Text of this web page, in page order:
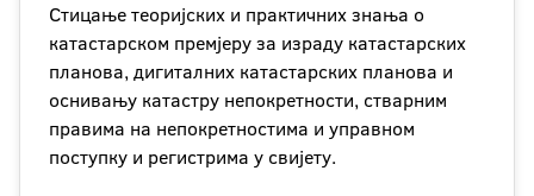
Стицање теоријских и практичних знања о
катастарском премјеру за израду катастарских
планова, дигиталних катастарских планова и
оснивању катастру непокретности, стварним
правима на непокретностима и управном
поступку и регистрима у свијету.